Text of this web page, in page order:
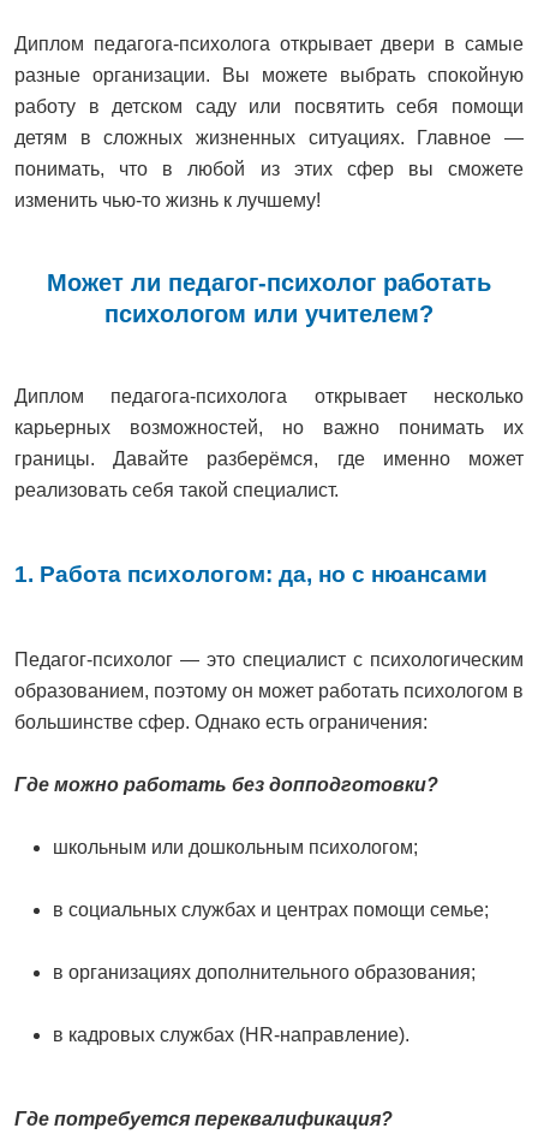
Диплом педагога-психолога открывает двери в самые
разные организации. Вы можете выбрать спокойную
работу в детском саду или посвятить себя помощи
детям в сложных жизненных ситуациях. Главное —
понимать, что в любой из этих сфер вы сможете
изменить чью-то жизнь к лучшему!
Может ли педагог-психолог работать
психологом или учителем?
Диплом педагога-психолога открывает несколько
карьерных возможностей, но важно понимать их
границы. Давайте разберёмся, где именно может
реализовать себя такой специалист.
1. Работа психологом: да, но с нюансами
Педагог-психолог — это специалист с психологическим
образованием, поэтому он может работать психологом в
большинстве сфер. Однако есть ограничения:
Где можно работать без допподготовки?
школьным или дошкольным психологом;
в социальных службах и центрах помощи семье;
в организациях дополнительного образования;
в кадровых службах (HR-направление).
Где потребуется переквалификация?